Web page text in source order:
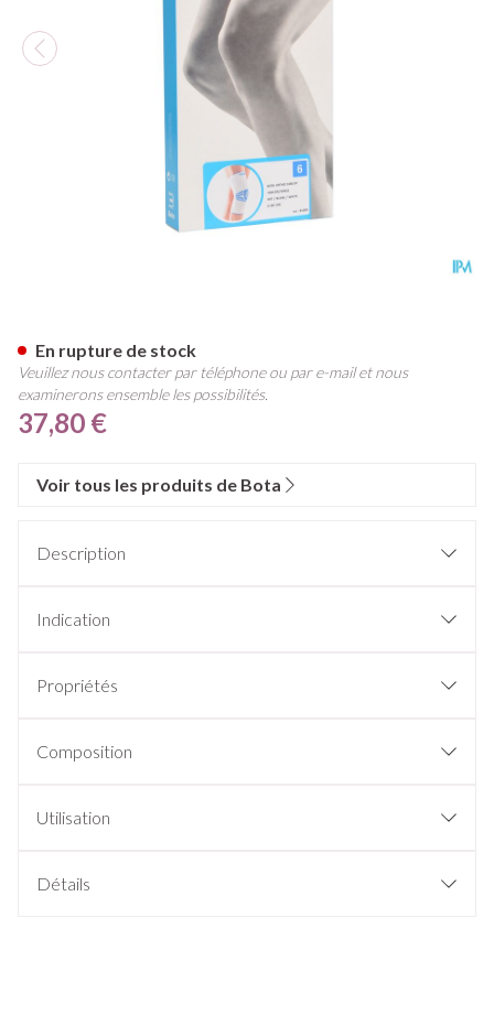
37,80 €
En rupture de stock
Veuillez nous contacter par téléphone ou par e-mail et nous
examinerons ensemble les possibilités.
Voir tous les produits de Bota
Description
Indication
Propriétés
Composition
Utilisation
Détails